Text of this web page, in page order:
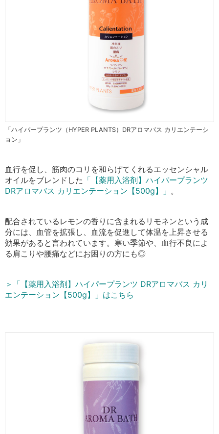
「ハイパープランツ（HYPER PLANTS）DRアロマバス カリエンテーシ
ョン」
血行を促し、筋肉のコリを和らげてくれるエッセンシャル
オイルをブレンドした 「【薬用入浴剤】ハイパープランツ
DRアロマバス カリエンテーション【500g】」 。
配合されているレモンの香りに含まれるリモネンという成
分には、血管を拡張し、血流を促進して体温を上昇させる
効果があると言われています。寒い季節や 、血行不良によ
る肩こりや腰痛などにお困りの方にも◎
＞「【薬用入浴剤】ハイパープランツ DRアロマバス カリ
エンテーション【500g】」はこちら